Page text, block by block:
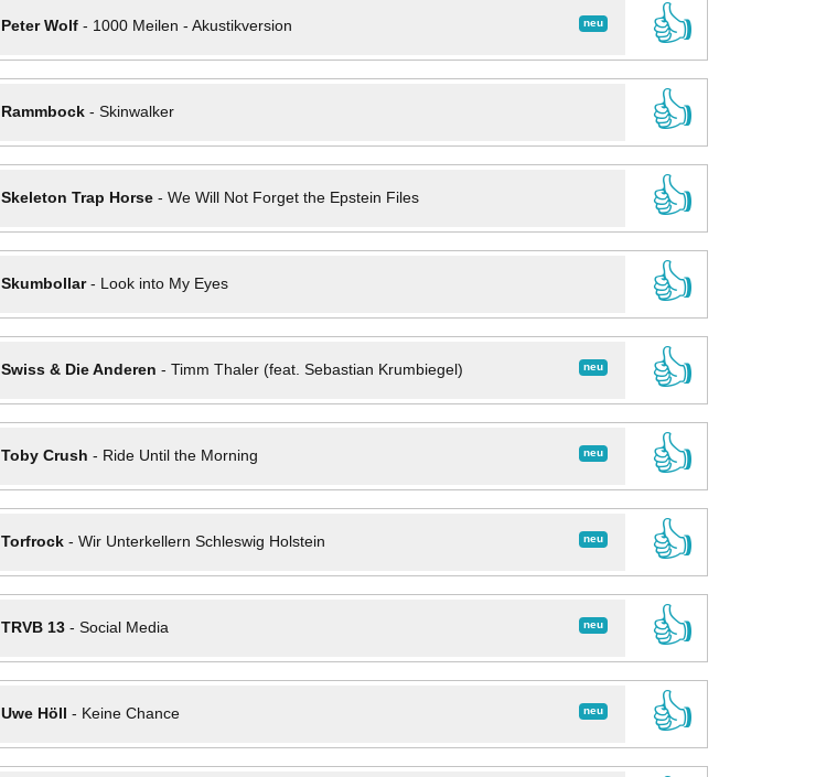
neu
Peter Wolf- 1000 Meilen - Akustikversion
👍
Rammbock- Skinwalker
👍
Skeleton Trap Horse- We Will Not Forget the Epstein Files
👍
Skumbollar- Look into My Eyes
👍
neu
Swiss & Die Anderen - Timm Thaler (feat. Sebastian Krumbiegel)
👍
neu
Toby Crush - Ride Until the Morning
👍
neu
Torfrock- Wir Unterkellern Schleswig Holstein
👍
neu
TRVB 13- Social Media
👍
neu
Uwe Höll - Keine Chance
👍